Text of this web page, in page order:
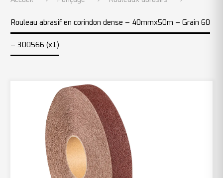
Rouleau abrasif en corindon dense – 40mmx50m – Grain 60
– 300566 (x1)